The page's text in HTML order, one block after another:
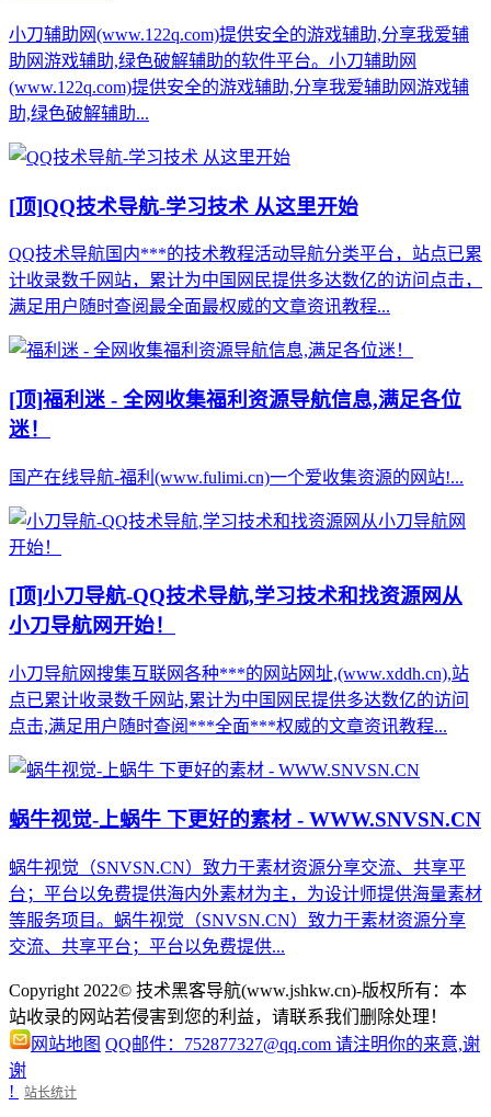
小刀辅助网(www.122q.com)提供安全的游戏辅助,分享我爱辅
助网游戏辅助,绿色破解辅助的软件平台。小刀辅助网
(www.122q.com)提供安全的游戏辅助,分享我爱辅助网游戏辅
助,绿色破解辅助...
[顶]QQ技术导航-学习技术 从这里开始
QQ技术导航国内***的技术教程活动导航分类平台，站点已累
计收录数千网站，累计为中国网民提供多达数亿的访问点击，
满足用户随时查阅最全面最权威的文章资讯教程...
[顶]福利迷 - 全网收集福利资源导航信息,满足各位
迷！
国产在线导航-福利(www.fulimi.cn)一个爱收集资源的网站!...
[顶]小刀导航-QQ技术导航,学习技术和找资源网从
小刀导航网开始！
小刀导航网搜集互联网各种***的网站网址,(www.xddh.cn),站
点已累计收录数千网站,累计为中国网民提供多达数亿的访问
点击,满足用户随时查阅***全面***权威的文章资讯教程...
蜗牛视觉-上蜗牛 下更好的素材 - WWW.SNVSN.CN
蜗牛视觉（SNVSN.CN）致力于素材资源分享交流、共享平
台；平台以免费提供海内外素材为主，为设计师提供海量素材
等服务项目。蜗牛视觉（SNVSN.CN）致力于素材资源分享
交流、共享平台；平台以免费提供...
Copyright 2022© 技术黑客导航(www.jshkw.cn)-版权所有：本
站收录的网站若侵害到您的利益，请联系我们删除处理！
网站地图 QQ邮件：752877327@qq.com 请注明你的来意,谢
谢
!
站长统计